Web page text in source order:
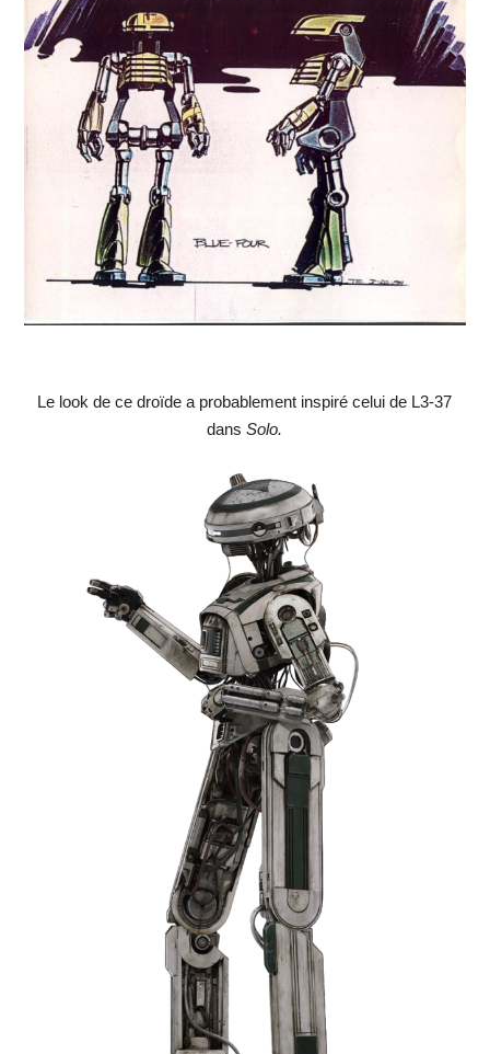
Le look de ce droïde a probablement inspiré celui de L3-37
dansSolo.